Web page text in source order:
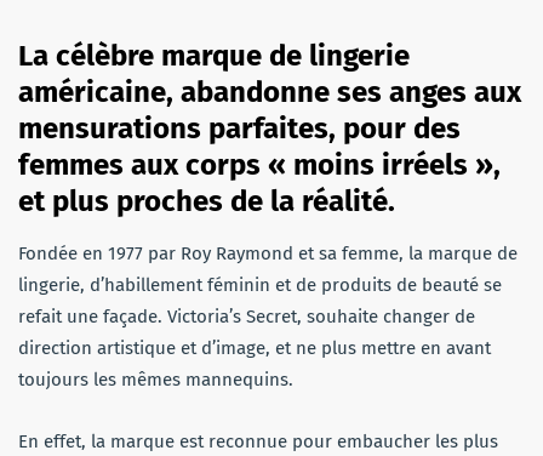
La célèbre marque de lingerie
américaine, abandonne ses anges aux
mensurations parfaites, pour des
femmes aux corps « moins irréels »,
et plus proches de la réalité.
Fondée en 1977 par Roy Raymond et sa femme, la marque de
lingerie, d’habillement féminin et de produits de beauté se
refait une façade. Victoria’s Secret, souhaite changer de
direction artistique et d’image, et ne plus mettre en avant
toujours les mêmes mannequins.
En effet, la marque est reconnue pour embaucher les plus